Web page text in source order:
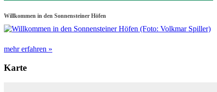
Willkommen in den Sonnensteiner Höfen
mehr erfahren »
Karte